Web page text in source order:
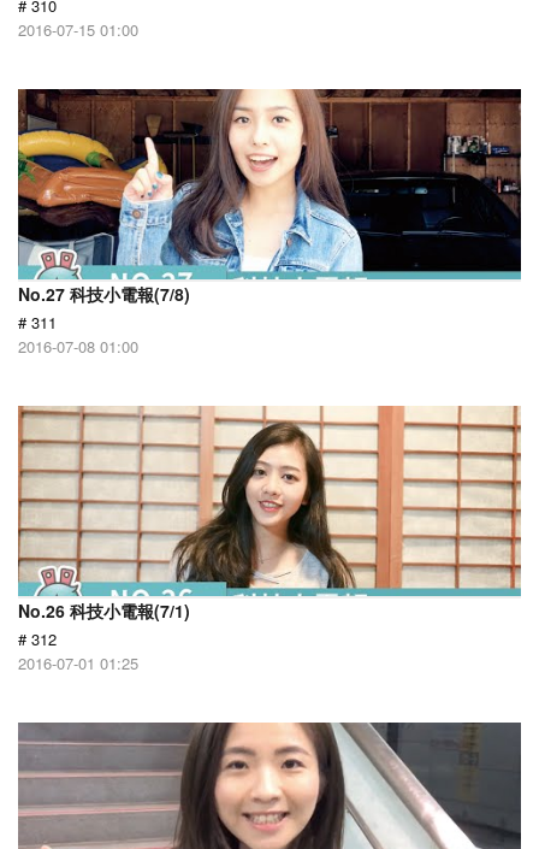
# 310
2016-07-15 01:00
No.27 科技小電報(7/8)
# 311
2016-07-08 01:00
No.26 科技小電報(7/1)
# 312
2016-07-01 01:25